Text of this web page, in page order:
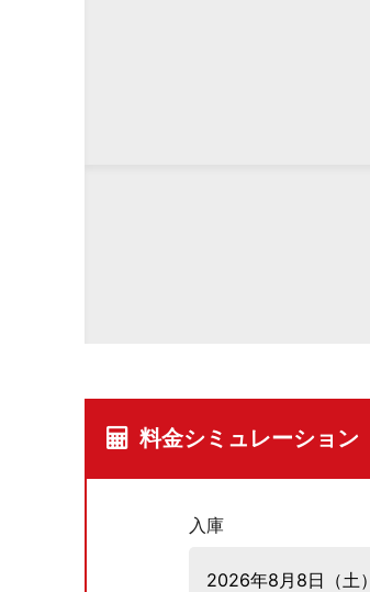
料金シミュレーション
入庫